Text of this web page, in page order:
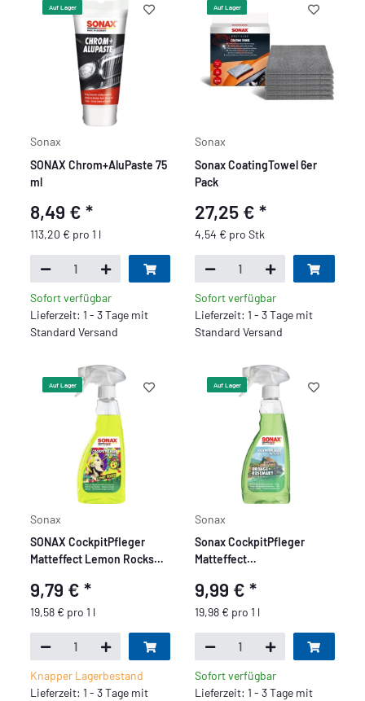
Auf Lager
Sonax
SONAX Chrom+AluPaste 75
ml
8,49 €*
113,20 € pro 1 l
Sofort verfügbar
Lieferzeit: 1 - 3 Tage mit
Standard Versand
Auf Lager
Sonax
Sonax CoatingTowel 6er
Pack
27,25 € *
4,54 € pro Stk
Sofort verfügbar
Lieferzeit: 1 - 3 Tage mit
Standard Versand
Auf Lager
Sonax
SONAX CockpitPfleger
Matteffect Lemon Rocks
9,79 €*
19,58 € pro 1 l
Knapper Lagerbestand
Lieferzeit: 1 - 3 Tage mit
Auf Lager
Sonax
Sonax CockpitPfleger
Matteffect
9,99 € *
19,98 € pro 1 l
Sofort verfügbar
Lieferzeit: 1 - 3 Tage mit